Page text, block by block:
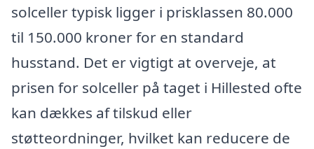
solceller typisk ligger i prisklassen 80.000
til 150.000 kroner for en standard
husstand. Det er vigtigt at overveje, at
prisen for solceller på taget i Hillested ofte
kan dækkes af tilskud eller
støtteordninger, hvilket kan reducere de